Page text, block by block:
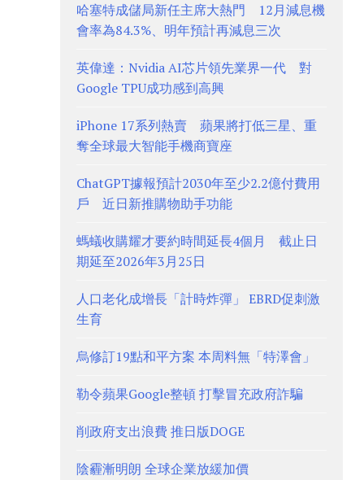
哈塞特成儲局新任主席大熱門 12月減息機
會率為84.3%、明年預計再減息三次
英偉達：Nvidia AI芯片領先業界一代 對
Google TPU成功感到高興
iPhone 17系列熱賣 蘋果將打低三星、重
奪全球最大智能手機商寶座
ChatGPT據報預計2030年至少2.2億付費用
戶 近日新推購物助手功能
螞蟻收購耀才要約時間延長4個月 截止日
期延至2026年3月25日
人口老化成增長「計時炸彈」 EBRD促刺激
生育
烏修訂19點和平方案 本周料無「特澤會」
勒令蘋果Google整頓 打擊冒充政府詐騙
削政府支出浪費 推日版DOGE
陰霾漸明朗 全球企業放緩加價